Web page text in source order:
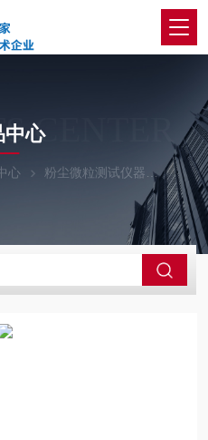
CENTER
中心
心 粉尘微粒测试仪器 粉体